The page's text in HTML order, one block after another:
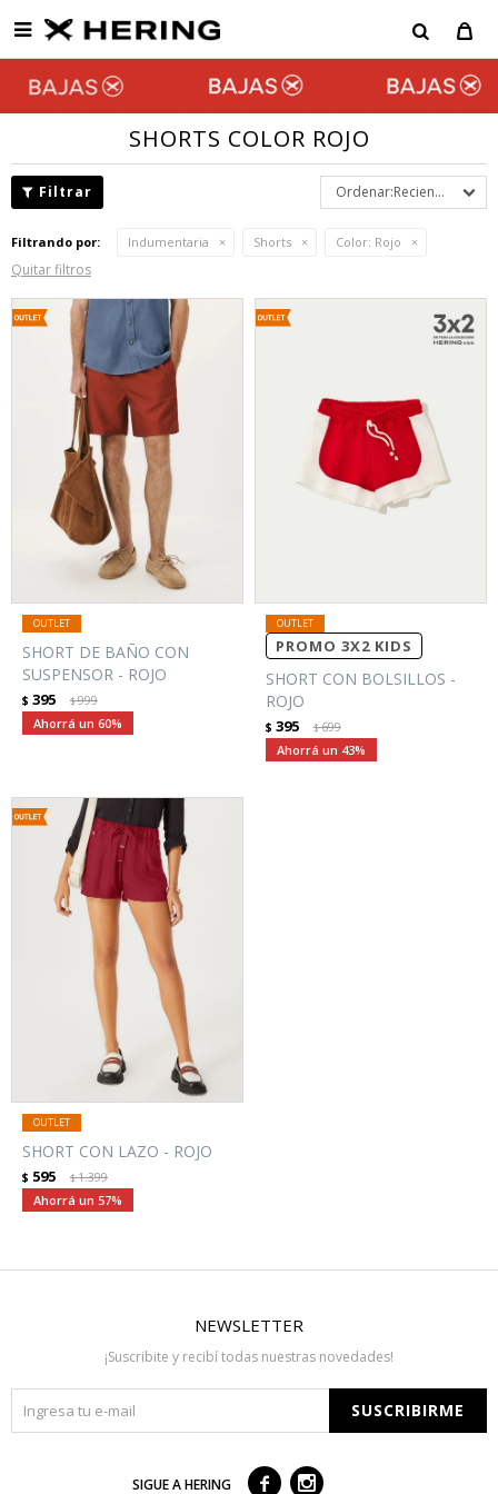

SHORTS COLOR ROJO
Recientes
Filtrando por: Indumentaria Shorts Color: Rojo
Quitar filtros
SHORT DE BAÑO CON
SUSPENSOR - ROJO
$ 395 $999
60
PROMO 3X2 KIDS
SHORT CON BOLSILLOS -
ROJO
$ 395 $699
43
SHORT CON LAZO - ROJO
$ 595 $1.399
57
NEWSLETTER
¡Suscribite y recibí todas nuestras novedades!
SUSCRIBIRME
SIGUE A HERING  